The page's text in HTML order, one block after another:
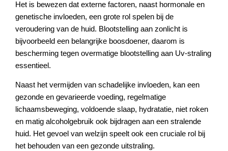
Het is bewezen dat externe factoren, naast hormonale en
genetische invloeden, een grote rol spelen bij de
veroudering van de huid. Blootstelling aan zonlicht is
bijvoorbeeld een belangrijke boosdoener, daarom is
bescherming tegen overmatige blootstelling aan Uv-straling
essentieel.
Naast het vermijden van schadelijke invloeden, kan een
gezonde en gevarieerde voeding, regelmatige
lichaamsbeweging, voldoende slaap, hydratatie, niet roken
en matig alcoholgebruik ook bijdragen aan een stralende
huid. Het gevoel van welzijn speelt ook een cruciale rol bij
het behouden van een gezonde uitstraling.